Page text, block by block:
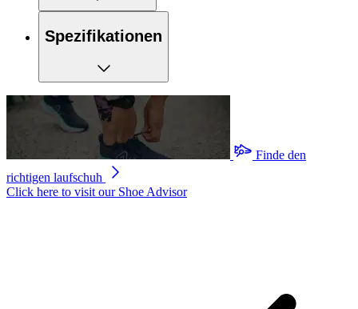
Spezifikationen
Finde den
richtigen laufschuh
Click here to visit our Shoe Advisor